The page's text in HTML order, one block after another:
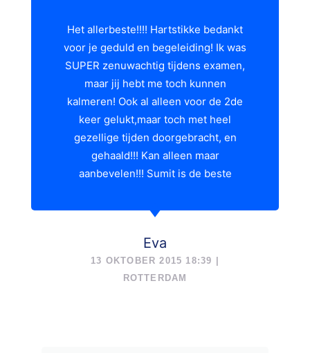
Het allerbeste!!!! Hartstikke bedankt
voor je geduld en begeleiding! Ik was
SUPER zenuwachtig tijdens examen,
maar jij hebt me toch kunnen
kalmeren! Ook al alleen voor de 2de
keer gelukt,maar toch met heel
gezellige tijden doorgebracht, en
gehaald!!! Kan alleen maar
aanbevelen!!! Sumit is de beste
Eva
13 OKTOBER 2015 18:39 |
ROTTERDAM